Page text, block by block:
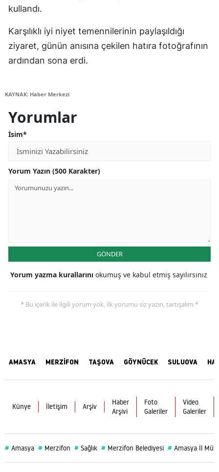
kullandı.
Karşılıklı iyi niyet temennilerinin paylaşıldığı
ziyaret, günün anısına çekilen hatıra fotoğrafının
ardından sona erdi.
KAYNAK: Haber Merkezi
Yorumlar
İsim*
Yorum Yazın (500 Karakter)
GÖNDER
Yorum yazma kurallarını okumuş ve kabul etmiş sayılırsınız
* Bu içerik ile ilgili yorum yok, ilk yorumu siz yazın, tartışalım *
AMASYA MERZİFON TAŞOVA GÖYNÜCEK SULUOVA
Künye İletişim Arşiv
Haber
Arşivi
Foto
Galeriler
Video
Galeriler
# Amasya # Merzifon # Sağlık # Merzifon Belediyesi # Amasya İl